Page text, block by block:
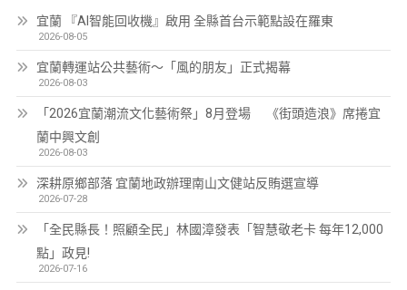
宜蘭 『AI智能回收機』啟用 全縣首台示範點設在羅東
2026-08-05
宜蘭轉運站公共藝術～「風的朋友」正式揭幕
2026-08-03
「2026宜蘭潮流文化藝術祭」8月登場 《街頭造浪》席捲宜
蘭中興文創
2026-08-03
深耕原鄉部落 宜蘭地政辦理南山文健站反賄選宣導
2026-07-28
「全民縣長！照顧全民」林國漳發表「智慧敬老卡 每年12,000
點」政見!
2026-07-16